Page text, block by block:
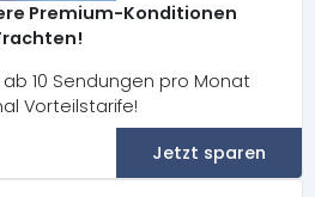
Premium-Konditionen
10 Sendungen pro Monat
Vorteilstarife!
Jetzt sparen